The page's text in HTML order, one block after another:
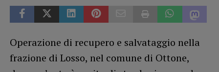
Operazione di recupero e salvataggio nella
frazione di Losso, nel comune di Ottone,